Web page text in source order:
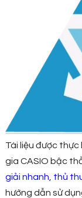
Tài liệu được thực
gia CASIO bậc
giải nhanh, thủ
hướng dẫn sử